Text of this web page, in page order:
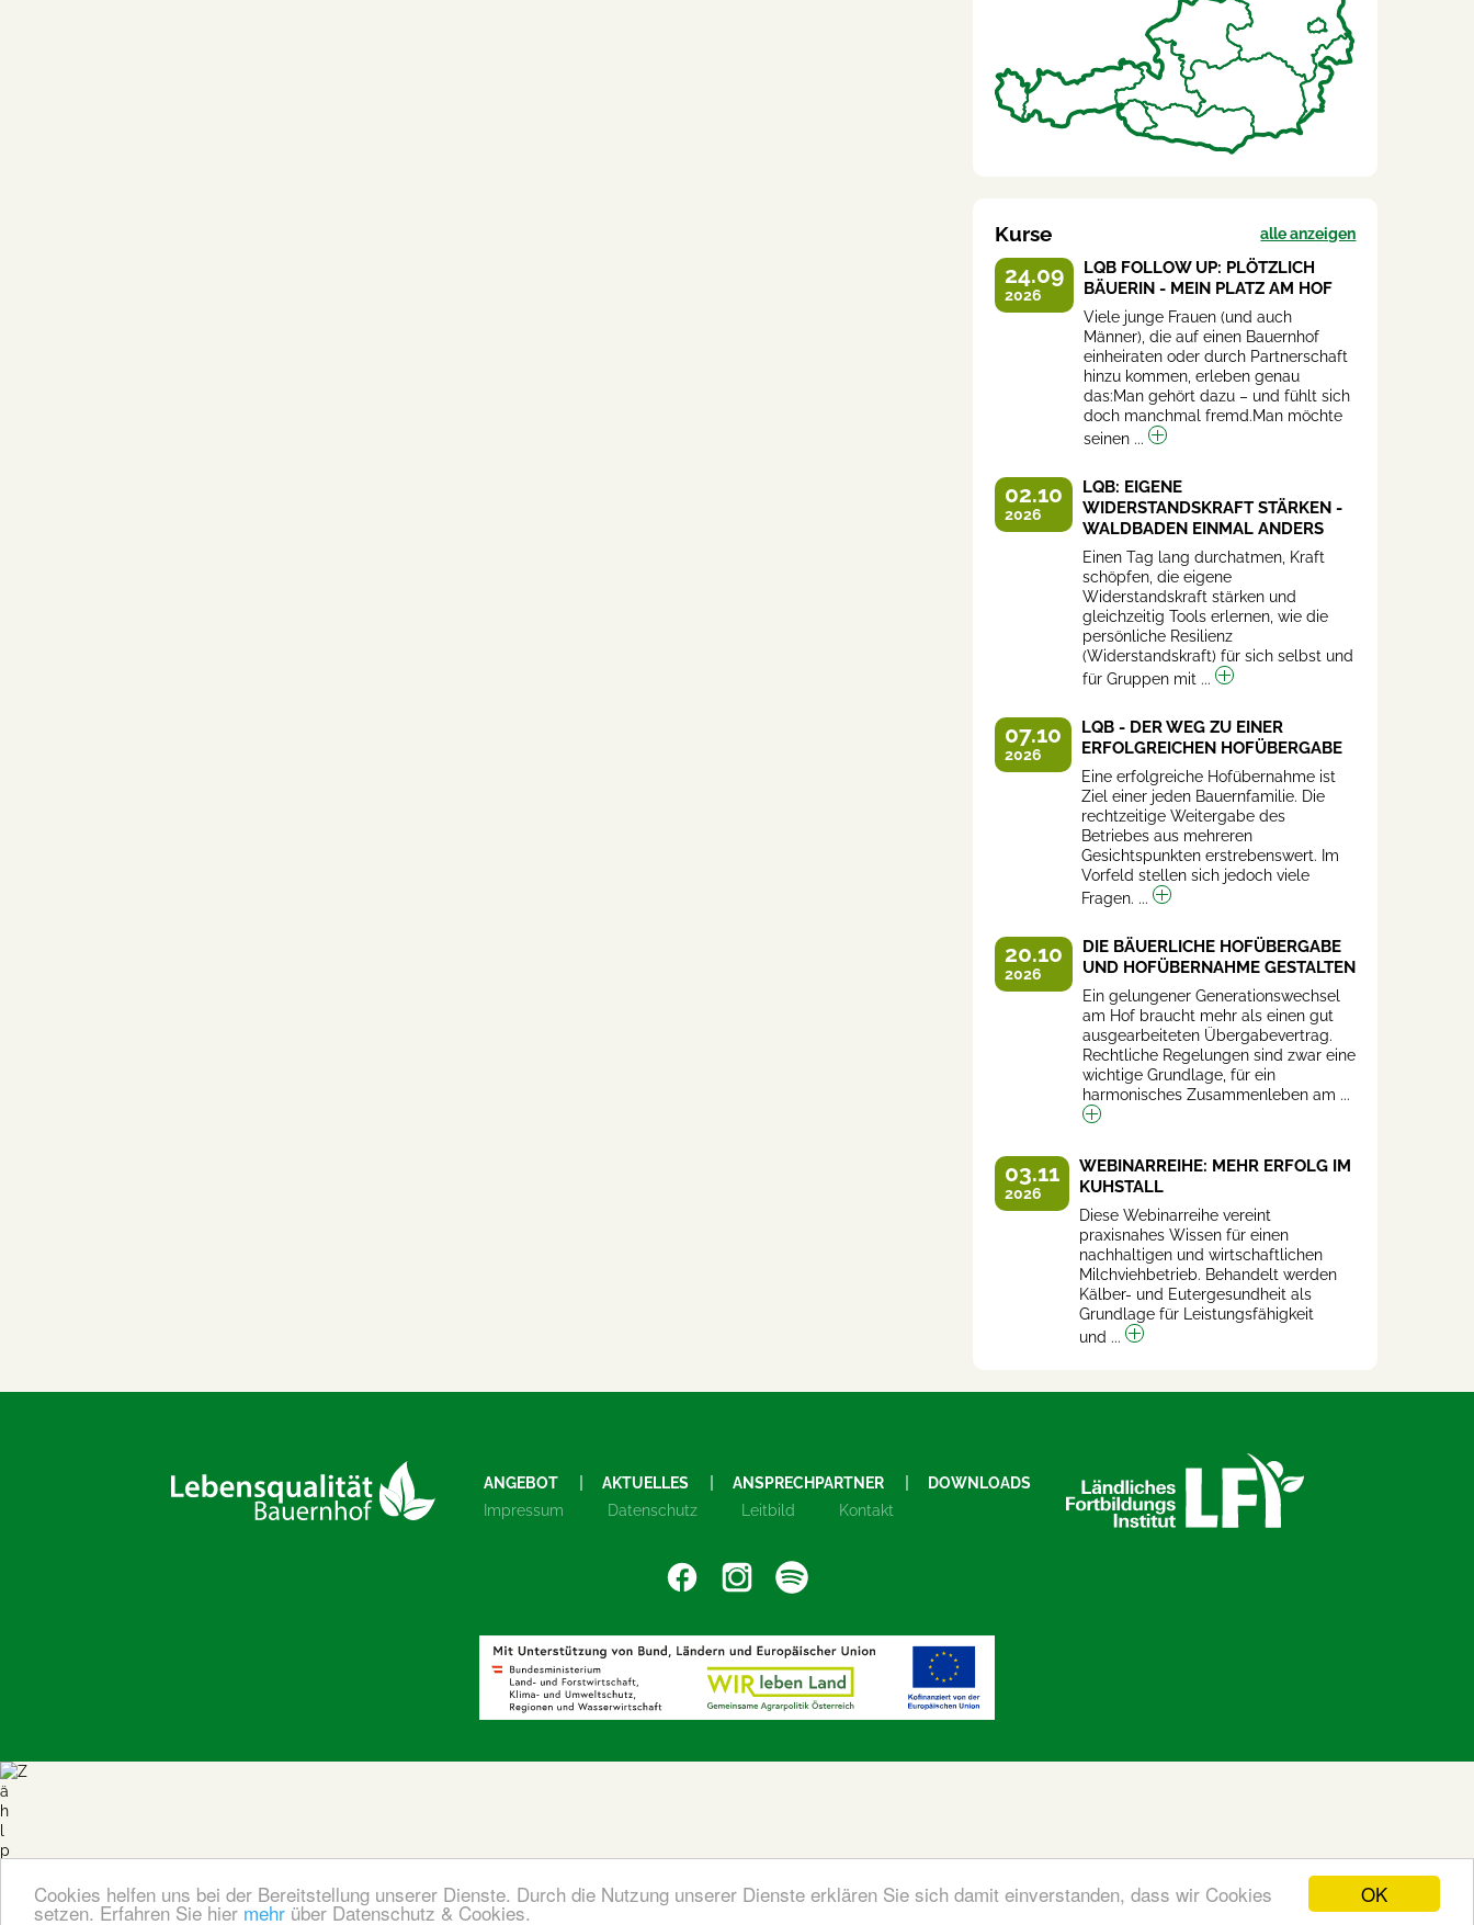
OK
Cookies helfen uns bei der Bereitstellung unserer Dienste. Durch die Nutzung unserer Dienste erklären Sie sich damit einverstanden, dass wir Cookies
setzen. Erfahren Sie hier mehr über Datenschutz & Cookies.
Kurse alle anzeigen
24.09
2026
LQB FOLLOW UP: PLÖTZLICH
BÄUERIN - MEIN PLATZ AM HOF
Viele junge Frauen (und auch
Männer), die auf einen Bauernhof
einheiraten oder durch Partnerschaft
hinzu kommen, erleben genau
das:Man gehört dazu – und fühlt sich
doch manchmal fremd.Man möchte
seinen ...
02.10
2026
LQB: EIGENE
WIDERSTANDSKRAFT STÄRKEN -
WALDBADEN EINMAL ANDERS
Einen Tag lang durchatmen, Kraft
schöpfen, die eigene
Widerstandskraft stärken und
gleichzeitig Tools erlernen, wie die
persönliche Resilienz
(Widerstandskraft) für sich selbst und
für Gruppen mit ...
07.10
2026
LQB - DER WEG ZU EINER
ERFOLGREICHEN HOFÜBERGABE
Eine erfolgreiche Hofübernahme ist
Ziel einer jeden Bauernfamilie. Die
rechtzeitige Weitergabe des
Betriebes aus mehreren
Gesichtspunkten erstrebenswert. Im
Vorfeld stellen sich jedoch viele
Fragen. ...
20.10
2026
DIE BÄUERLICHE HOFÜBERGABE
UND HOFÜBERNAHME GESTALTEN
Ein gelungener Generationswechsel
am Hof braucht mehr als einen gut
ausgearbeiteten Übergabevertrag.
Rechtliche Regelungen sind zwar eine
wichtige Grundlage, für ein
harmonisches Zusammenleben am ...
03.11
2026
WEBINARREIHE: MEHR ERFOLG IM
KUHSTALL
Diese Webinarreihe vereint
praxisnahes Wissen für einen
nachhaltigen und wirtschaftlichen
Milchviehbetrieb. Behandelt werden
Kälber- und Eutergesundheit als
Grundlage für Leistungsfähigkeit
und ...
ANGEBOT AKTUELLES ANSPRECHPARTNER
DOWNLOADS
Impressum
Datenschutz Leitbild Kontakt